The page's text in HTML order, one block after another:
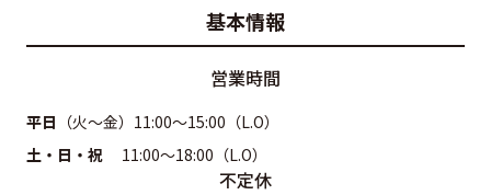
基本情報
営業時間
平日 （火〜金）11:00～15:00（L.O）
土・日・祝 11:00～18:00（L.O）
不定休